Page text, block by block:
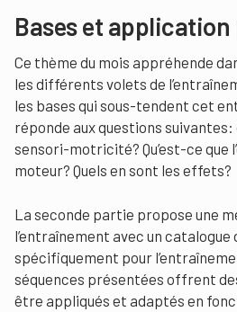
Bases et
Ce thème du mois appréhende
les différents volets de
les bases qui sous-tendent cet
réponde aux questions suivantes:
sensori-motricité? Qu’est-ce que
moteur? Quels en sont les effets?
La seconde partie propose une
l’entraînement avec un catalogue
spécifiquement pour
séquences présentées offrent
être appliqués et adaptés en